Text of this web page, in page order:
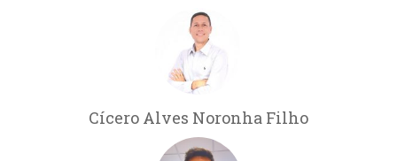
Cícero Alves Noronha Filho